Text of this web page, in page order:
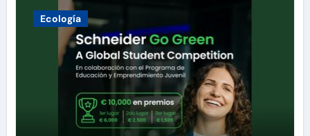
Ecología